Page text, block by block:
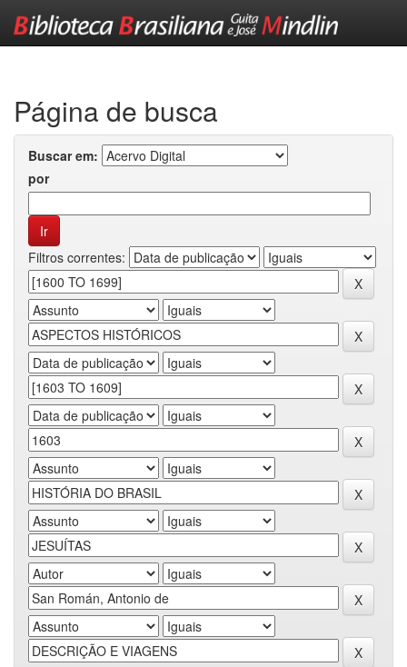
Página de busca
Buscar em:
por
Filtros correntes: